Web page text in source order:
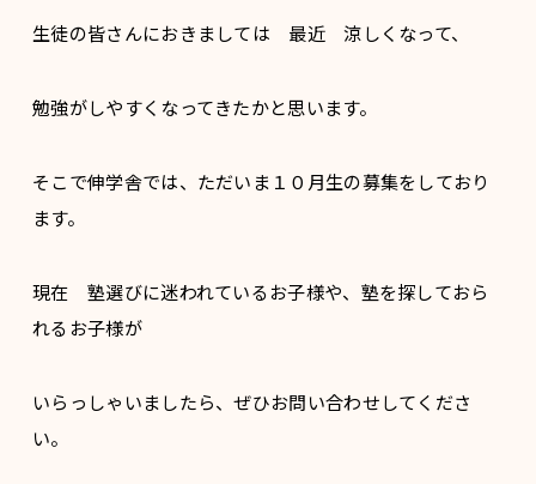
生徒の皆さんにおきましては 最近 涼しくなって、
勉強がしやすくなってきたかと思います。
そこで伸学舎では、ただいま１０月生の募集をしており
ます。
現在 塾選びに迷われているお子様や、塾を探しておら
れるお子様が
いらっしゃいましたら、ぜひお問い合わせしてくださ
い。